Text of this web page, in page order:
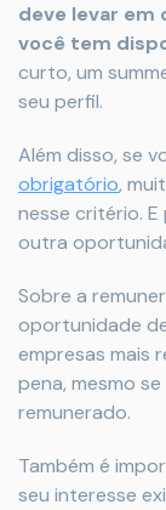
deve levar em
você tem
curto, um
seu perfil.
Além disso, se
obrigatório,
nesse critério.
outra
Sobre a
oportunidade
empresas mais
pena, mesmo
remunerado.
Também é
seu interesse